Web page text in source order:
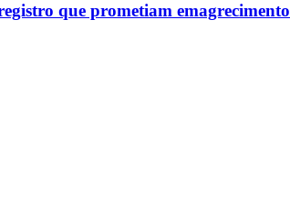
que prometiam emagrecimento